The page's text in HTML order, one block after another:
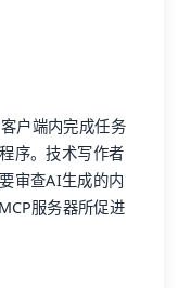
户端内完成任务
序。技术写作者
审查AI生成的内
服务器所促进